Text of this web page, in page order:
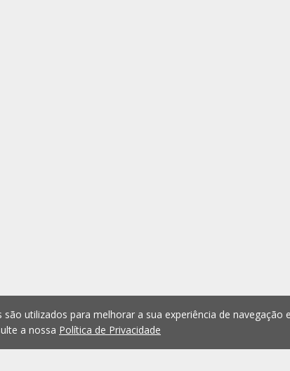
utilizados para melhorar a sua experiência de navegação
a nossa Política de Privacidade